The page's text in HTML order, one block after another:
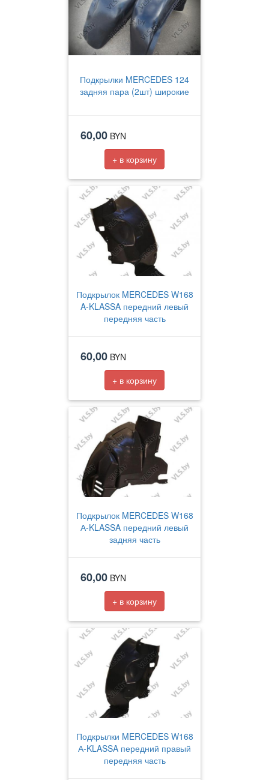
Подкрылки MERCEDES 124
задняя пара (2шт) широкие
60,00 BYN
+ в корзину
Подкрылок MERCEDES W168
A-KLASSA передний левый
передняя часть
60,00 BYN
+ в корзину
Подкрылок MERCEDES W168
А-KLASSA передний левый
задняя часть
60,00 BYN
+ в корзину
Подкрылки MERCEDES W168
А-KLASSA передний правый
передняя часть